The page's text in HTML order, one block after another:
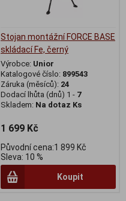
Stojan montážní FORCE BASE
skládací Fe, černý
Výrobce: Unior
Katalogové číslo: 899543
Záruka (měsíců): 24
Dodací lhůta (dnů) 1 - 7
Skladem: Na dotaz Ks
1 699 Kč
Původní cena:1 899 Kč
Sleva: 10 %
Koupit